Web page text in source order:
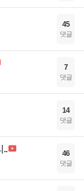
45
댓글
7
댓글
14
댓글
.. 46
댓글